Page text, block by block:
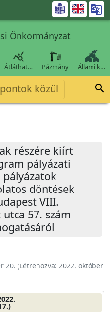

Önkormányzat

Átláthat… Pázmány Állami k…
közül 
részére kiírt
pályázati
döntések
VIII.
57. szám
20. (Létrehozva: 2022. október